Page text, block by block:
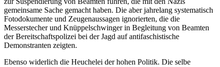
gemeinsame Sache gemacht haben. Die aber jahrelang systematisch
Fotodokumente und Zeugenaussagen ignorierten, die die
Messerstecher und Knüppelschwinger in Begleitung von Beamten
der Bereitschaftspolizei bei der Jagd auf antifaschistische
Demonstranten zeigten.
Ebenso widerlich die Heuchelei der hohen Politik. Die selbe